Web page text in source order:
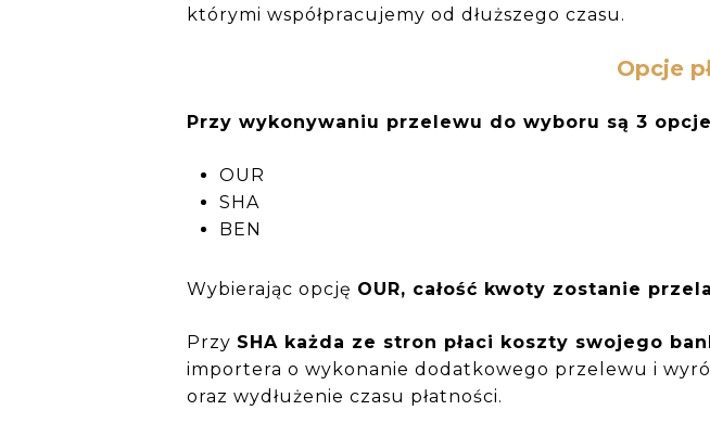
którymi współpracujemy od dłuższego czasu.
Opcje
Przy wykonywaniu przelewu do wyboru są 3
OUR
SHA
BEN
Wybierając opcję OUR, całość kwoty zostanie
Przy SHA każda ze stron płaci koszty swojego
importera o wykonanie dodatkowego przelewu i
oraz wydłużenie czasu płatności.